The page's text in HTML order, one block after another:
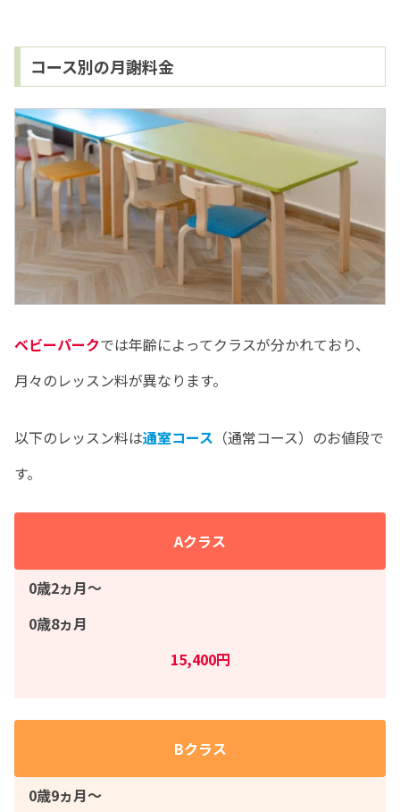
コース別の月謝料金
ベビーパークでは年齢によってクラスが分かれており、
月々のレッスン料が異なります。
以下のレッスン料は通室コース （通常コース）のお値段で
す。
Aクラス
0歳2ヵ月〜
0歳8ヵ月
15,400円
Bクラス
0歳9ヵ月〜